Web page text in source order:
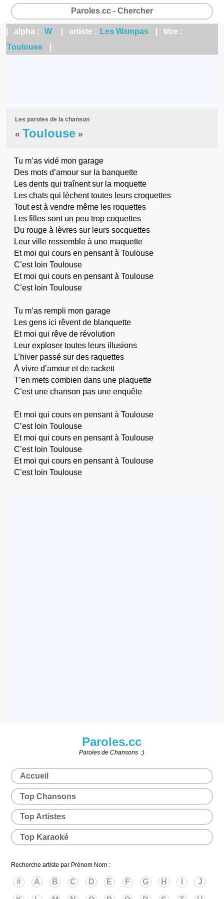
Paroles.cc - Chercher
| alpha : W | artiste : Les Wampas
| titre :
Toulouse
Les paroles de la chanson
« Toulouse »
Tu m’as vidé mon garage
Des mots d’amour sur la banquette
Les dents qui traînent sur la moquette
Les chats qui lèchent toutes leurs croquettes
Tout est à vendre même les roquettes
Les filles sont un peu trop coquettes
Du rouge à lèvres sur leurs socquettes
Leur ville ressemble à une maquette
Et moi qui cours en pensant à Toulouse
C’est loin Toulouse
Et moi qui cours en pensant à Toulouse
C’est loin Toulouse
Tu m’as rempli mon garage
Les gens ici rêvent de blanquette
Et moi qui rêve de révolution
Leur exploser toutes leurs illusions
L’hiver passé sur des raquettes
À vivre d’amour et de rackett
T’en mets combien dans une plaquette
C’est une chanson pas une enquête
Et moi qui cours en pensant à Toulouse
C’est loin Toulouse
Et moi qui cours en pensant à Toulouse
C’est loin Toulouse
Et moi qui cours en pensant à Toulouse
C’est loin Toulouse
Paroles.cc
Paroles de Chansons :)
Accueil
Top Chansons
Top Artistes
Top Karaoké
Recherche artiste par Prénom Nom :
# A B C D E F G H J